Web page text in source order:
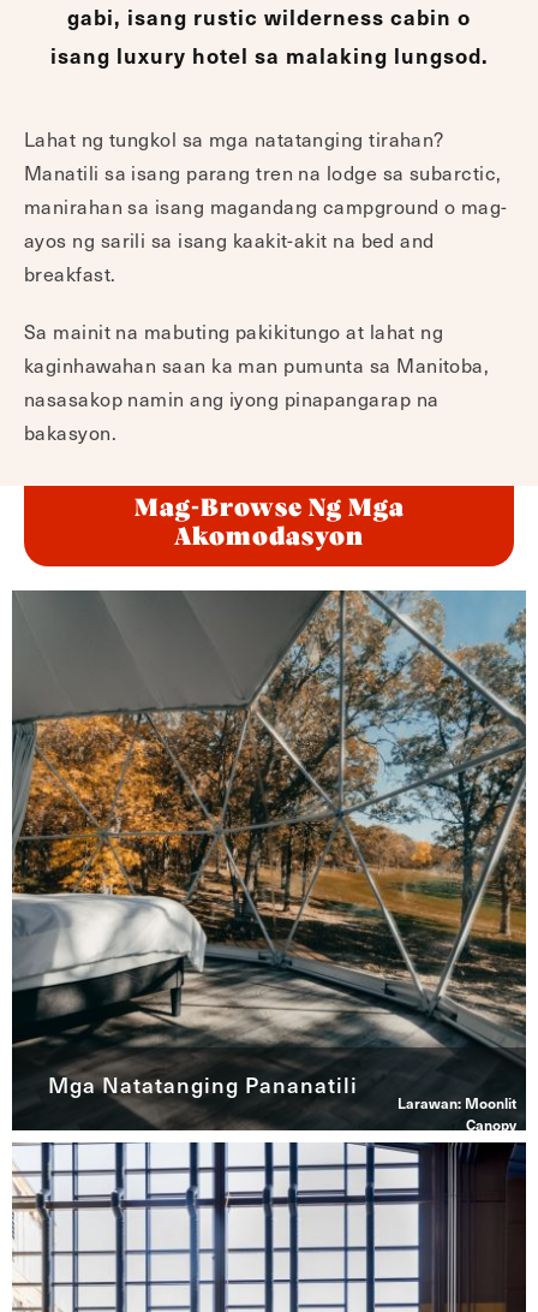
gabi, isang rustic wilderness cabin o
isang luxury hotel sa malaking lungsod.
Lahat ng tungkol sa mga natatanging tirahan?
Manatili sa isang parang tren na lodge sa subarctic,
manirahan sa isang magandang campground o mag-
ayos ng sarili sa isang kaakit-akit na bed and
breakfast.
Sa mainit na mabuting pakikitungo at lahat ng
kaginhawahan saan ka man pumunta sa Manitoba,
nasasakop namin ang iyong pinapangarap na
bakasyon.
Mag-Browse Ng Mga
Akomodasyon
Mga Natatanging Pananatili
Larawan: Moonlit
Canopy